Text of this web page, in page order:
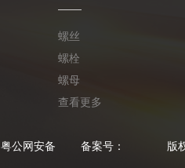
螺丝
螺栓
螺母
查看更多
粤公网安备 备案号： 版权所有：